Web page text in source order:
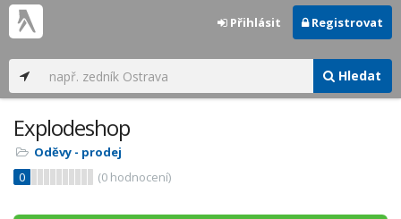
Hledat
Přihlásit Registrovat
Explodeshop
Oděvy - prodej
0
(0 hodnocení)